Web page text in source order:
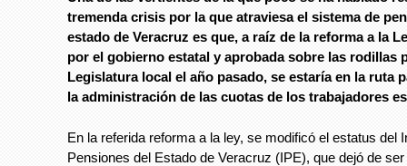
tremenda crisis por la que atraviesa el sistema de
estado de Veracruz es que, a raíz de la reforma a la
por el gobierno estatal y aprobada sobre las rodillas
Legislatura local el año pasado, se estaría en la ruta
la administración de las cuotas de los trabajadores
En la referida reforma a la ley, se modificó el estatus del
Pensiones del Estado de Veracruz (IPE), que dejó de